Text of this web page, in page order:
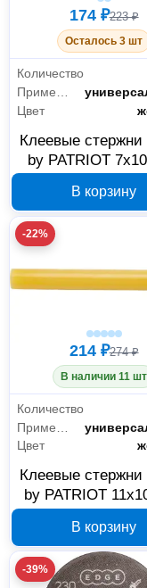
174 ₽223 ₽
Осталось 3 шт
Количество
Цвет
Клеевые стержни
by PATRIOT
816001005
В корзину
-22%
214 ₽274 ₽
В наличии 11 шт
Количество
Цвет
Клеевые стержни
by PATRIOT
816001015
В корзину
-39%